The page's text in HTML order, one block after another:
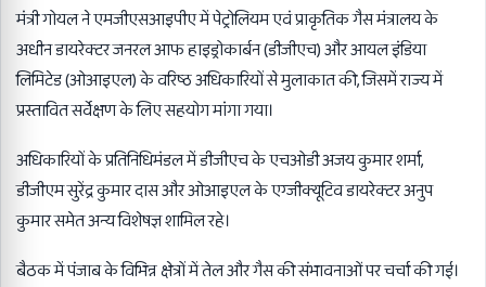
मंत्री गोयल ने एमजीएसआइपीए में पेट्रोलियम एवं प्राकृतिक गैस मंत्रालय के
अधीन डायरेक्टर जनरल आफ हाइड्रोकार्बन (डीजीएच) और आयल इंडिया
लिमिटेड (ओआइएल) के वरिष्ठ अधिकारियों से मुलाकात की, जिसमें राज्य में
प्रस्तावित सर्वेक्षण के लिए सहयोग मांगा गया।
अधिकारियों के प्रतिनिधिमंडल में डीजीएच के एचओडी अजय कुमार शर्मा,
डीजीएम सुरेंद्र कुमार दास और ओआइएल के एग्जीक्यूटिव डायरेक्टर अनुप
कुमार समेत अन्य विशेषज्ञ शामिल रहे।
बैठक में पंजाब के विभिन्न क्षेत्रों में तेल और गैस की संभावनाओं पर चर्चा की गई।